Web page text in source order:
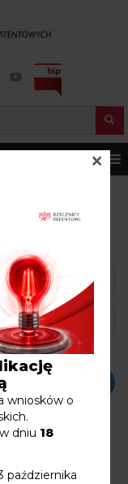
YOUTUBE
Search Button
MENU
wniosków o
dniu 18
października
×